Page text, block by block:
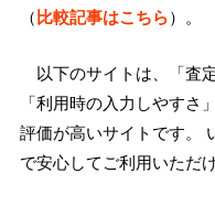
（比較記事はこちら）。
以下のサイトは、「査
「利用時の入力しやすさ
評価が高いサイトです。
で安心してご利用いただけ